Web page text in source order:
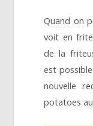
Quand on
voit en
de la
est
nouvelle
potatoes